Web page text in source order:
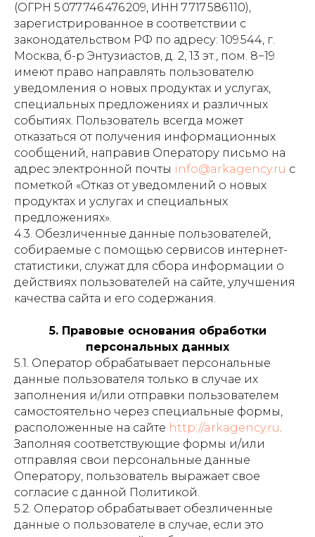
(ОГРН 5 077 746 476 209, ИНН 7 717 586 110),
зарегистрированное в соответствии с
законодательством РФ по адресу: 109 544, г.
Москва, б-р Энтузиастов, д. 2, 13 эт., пом. 8−19
имеют право направлять пользователю
уведомления о новых продуктах и услугах,
специальных предложениях и различных
событиях. Пользователь всегда может
отказаться от получения информационных
сообщений, направив Оператору письмо на
адрес электронной почты info@arkagency.ru с
пометкой «Отказ от уведомлений о новых
продуктах и услугах и специальных
предложениях».
4.3. Обезличенные данные пользователей,
собираемые с помощью сервисов интернет-
статистики, служат для сбора информации о
действиях пользователей на сайте, улучшения
качества сайта и его содержания.
5. Правовые основания обработки
персональных данных
5.1. Оператор обрабатывает персональные
данные пользователя только в случае их
заполнения и/или отправки пользователем
самостоятельно через специальные формы,
расположенные на сайте http://arkagency.ru.
Заполняя соответствующие формы и/или
отправляя свои персональные данные
Оператору, пользователь выражает свое
согласие с данной Политикой.
5.2. Оператор обрабатывает обезличенные
данные о пользователе в случае, если это